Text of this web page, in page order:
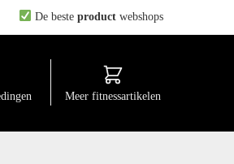
De beste product webshops
Meer fitnessartikelen